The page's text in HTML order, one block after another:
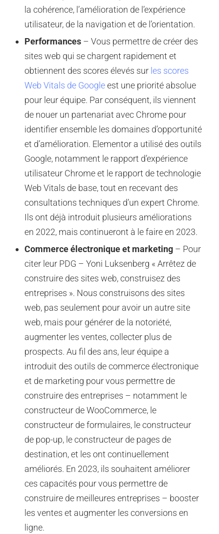
la cohérence, l’amélioration de l’expérience
utilisateur, de la navigation et de l’orientation.
Performances – Vous permettre de créer des
sites web qui se chargent rapidement et
obtiennent des scores élevés sur les scores
Web Vitals de Googleest une priorité absolue
pour leur équipe. Par conséquent, ils viennent
de nouer un partenariat avec Chrome pour
identifier ensemble les domaines d’opportunité
et d’amélioration. Elementor a utilisé des outils
Google, notamment le rapport d’expérience
utilisateur Chrome et le rapport de technologie
Web Vitals de base, tout en recevant des
consultations techniques d’un expert Chrome.
Ils ont déjà introduit plusieurs améliorations
en 2022, mais continueront à le faire en 2023.
Commerce électronique et marketing – Pour
citer leur PDG – Yoni Luksenberg « Arrêtez de
construire des sites web, construisez des
entreprises ». Nous construisons des sites
web, pas seulement pour avoir un autre site
web, mais pour générer de la notoriété,
augmenter les ventes, collecter plus de
prospects. Au fil des ans, leur équipe a
introduit des outils de commerce électronique
et de marketing pour vous permettre de
construire des entreprises – notamment le
constructeur de WooCommerce, le
constructeur de formulaires, le constructeur
de pop-up, le constructeur de pages de
destination, et les ont continuellement
améliorés. En 2023, ils souhaitent améliorer
ces capacités pour vous permettre de
construire de meilleures entreprises – booster
les ventes et augmenter les conversions en
ligne.